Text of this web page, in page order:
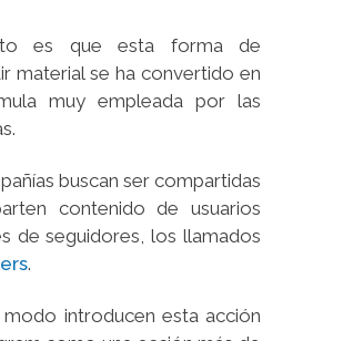
es que esta forma de
material se ha convertido en
muy empleada por las
buscan ser compartidas
contenido de usuarios
de seguidores, los llamados
.
introducen esta acción